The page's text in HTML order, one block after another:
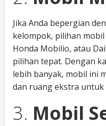
Jika Anda bepergian
kelompok, pilihan mobil
Honda Mobilio, atau
pilihan tepat. Dengan
lebih banyak, mobil ini
dan ruang ekstra untuk
3. Mobil